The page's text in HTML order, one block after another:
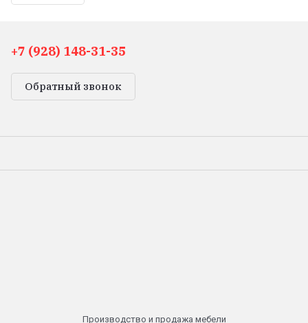
+7 (928) 148-31-35
Обратный звонок
Производство и продажа мебели